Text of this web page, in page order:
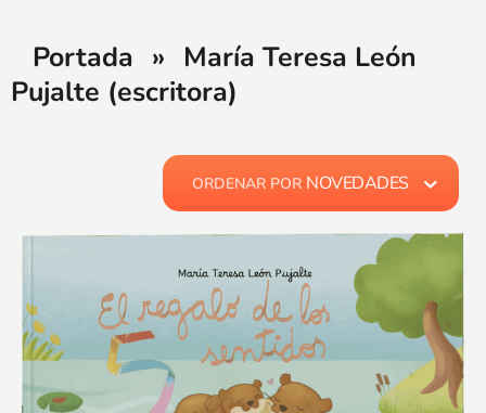
Portada » María Teresa León
Pujalte (escritora)
ORDENAR POR NOVEDADES